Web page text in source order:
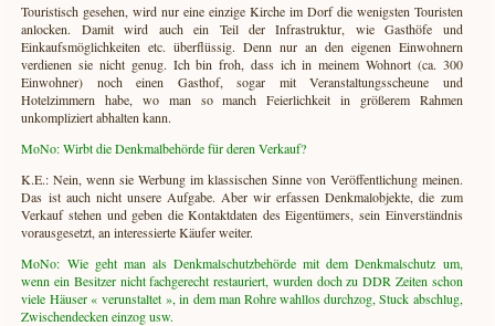
Touristisch gesehen, wird nur eine einzige Kirche im Dorf die wenigsten Touristen
anlocken. Damit wird auch ein Teil der Infrastruktur, wie Gasthöfe und
Einkaufsmöglichkeiten etc. überflüssig. Denn nur an den eigenen Einwohnern
verdienen sie nicht genug. Ich bin froh, dass ich in meinem Wohnort (ca. 300
Einwohner) noch einen Gasthof, sogar mit Veranstaltungsscheune und
Hotelzimmern habe, wo man so manch Feierlichkeit in größerem Rahmen
unkompliziert abhalten kann.
MoNo: Wirbt die Denkmalbehörde für deren Verkauf?
K.E.: Nein, wenn sie Werbung im klassischen Sinne von Veröffentlichung meinen.
Das ist auch nicht unsere Aufgabe. Aber wir erfassen Denkmalobjekte, die zum
Verkauf stehen und geben die Kontaktdaten des Eigentümers, sein Einverständnis
vorausgesetzt, an interessierte Käufer weiter.
MoNo: Wie geht man als Denkmalschutzbehörde mit dem Denkmalschutz um,
wenn ein Besitzer nicht fachgerecht restauriert, wurden doch zu DDR Zeiten schon
viele Häuser « verunstaltet », in dem man Rohre wahllos durchzog, Stuck abschlug,
Zwischendecken einzog usw.